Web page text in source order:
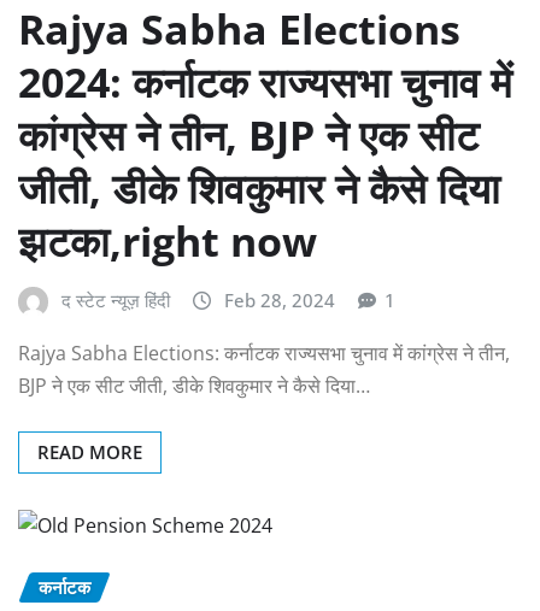
Rajya Sabha Elections
2024: कर्नाटक राज्यसभा चुनाव में
कांग्रेस ने तीन, BJP ने एक सीट
जीती, डीके शिवकुमार ने कैसे दिया
झटका,right now
द स्टेट न्यूज़ हिंदी Feb 28, 2024 1
Rajya Sabha Elections: कर्नाटक राज्यसभा चुनाव में कांग्रेस ने तीन,
BJP ने एक सीट जीती, डीके शिवकुमार ने कैसे दिया…
READ MORE
कर्नाटक